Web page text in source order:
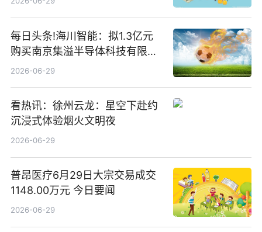
每日头条!海川智能：拟1.3亿元
购买南京集溢半导体科技有限公
司15.3%股权
2026-06-29
看热讯：徐州云龙：星空下赴约
沉浸式体验烟火文明夜
2026-06-29
普昂医疗6月29日大宗交易成交
1148.00万元 今日要闻
2026-06-29